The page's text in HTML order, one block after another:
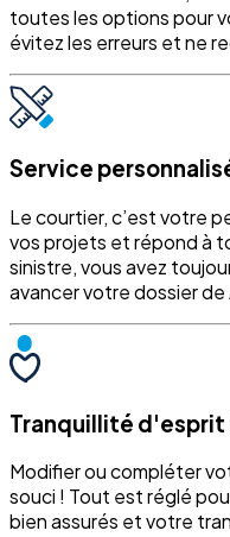
toutes les options pour
évitez les erreurs et ne
Service
Le courtier, c’est votre
vos projets et répond à
sinistre, vous avez
avancer votre dossier de
Tranquillité
Modifier ou compléter
souci ! Tout est réglé
bien assurés et votre